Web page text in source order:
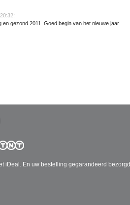
:
en gezond 2011. Goed begin van het nieuwe jaar. Ik
iDeal. En uw bestelling gegarandeerd